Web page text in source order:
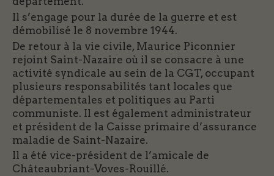
Il s’engage pour la durée de la guerre et est
démobilisé le 8 novembre 1944.
De retour à la vie civile, Maurice Piconnier
rejoint Saint-Nazaire où il se consacre à une
activité syndicale au sein de la CGT, occupant
plusieurs responsabilités tant locales que
départementales et politiques au Parti
communiste. Il est également administrateur
et président de la Caisse primaire d’assurance
maladie de Saint-Nazaire.
Il a été vice-président de l’amicale de
Châteaubriant-Voves-Rouillé.